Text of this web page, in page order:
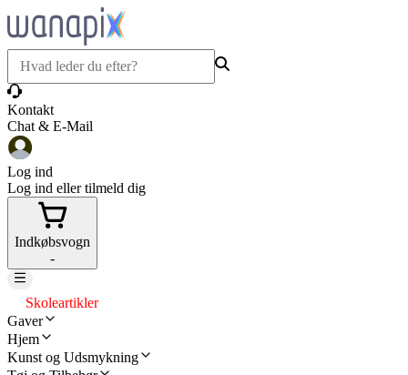
Kontakt
Chat & E-Mail
Log ind
Log ind eller tilmeld dig
Indkøbsvogn
-
Skoleartikler
Gaver
Hjem
Kunst og Udsmykning